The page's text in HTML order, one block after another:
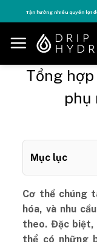
to
content
Tận hưởng nhiều quyền lợi
Tổng
phụ
Mục lục
Cơ thể chúng
hóa, và nhu
theo. Đặc biệt,
thể có những